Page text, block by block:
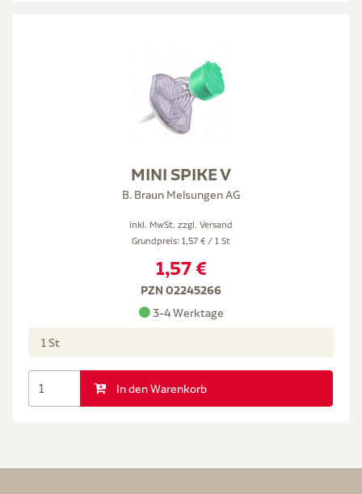
MINI SPIKE V
B. Braun Melsungen AG
inkl. MwSt. zzgl. Versand
Grundpreis: 1,57 € / 1 St
1,57 €
PZN 02245266
3-4 Werktage
1 St
In den Warenkorb